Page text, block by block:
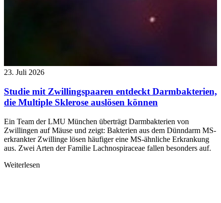
23. Juli 2026
Studie mit Zwillingspaaren entdeckt Darmbakterien,
die Multiple Sklerose auslösen können
Ein Team der LMU München überträgt Darmbakterien von
Zwillingen auf Mäuse und zeigt: Bakterien aus dem Dünndarm MS-
erkrankter Zwillinge lösen häufiger eine MS-ähnliche Erkrankung
aus. Zwei Arten der Familie Lachnospiraceae fallen besonders auf.
Weiterlesen